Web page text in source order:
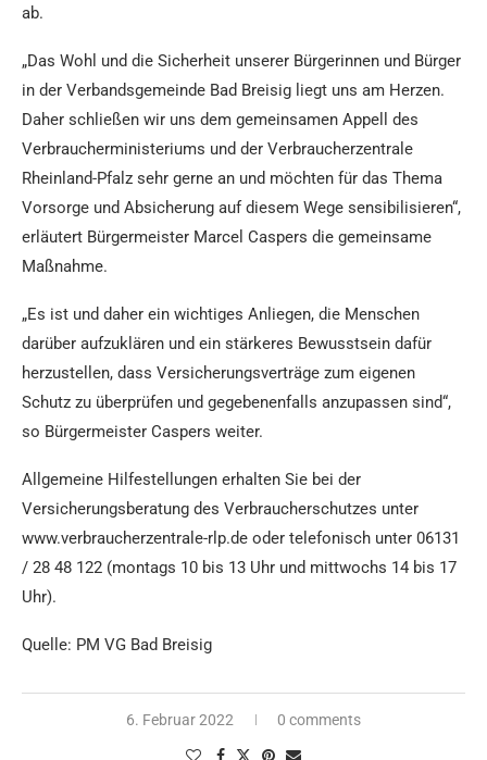
ab.
„Das Wohl und die Sicherheit unserer Bürgerinnen und Bürger
in der Verbandsgemeinde Bad Breisig liegt uns am Herzen.
Daher schließen wir uns dem gemeinsamen Appell des
Verbraucherministeriums und der Verbraucherzentrale
Rheinland-Pfalz sehr gerne an und möchten für das Thema
Vorsorge und Absicherung auf diesem Wege sensibilisieren“,
erläutert Bürgermeister Marcel Caspers die gemeinsame
Maßnahme.
„Es ist und daher ein wichtiges Anliegen, die Menschen
darüber aufzuklären und ein stärkeres Bewusstsein dafür
herzustellen, dass Versicherungsverträge zum eigenen
Schutz zu überprüfen und gegebenenfalls anzupassen sind“,
so Bürgermeister Caspers weiter.
Allgemeine Hilfestellungen erhalten Sie bei der
Versicherungsberatung des Verbraucherschutzes unter
www.verbraucherzentrale-rlp.de oder telefonisch unter 06131
/ 28 48 122 (montags 10 bis 13 Uhr und mittwochs 14 bis 17
Uhr).
Quelle: PM VG Bad Breisig
6. Februar 2022 0 comments